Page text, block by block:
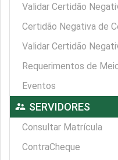
Validar Certidão
Certidão Negativa de
Validar Certidão
Requerimentos de
Eventos
supervisor_account SERVIDORES
Consultar Matrícula
ContraCheque